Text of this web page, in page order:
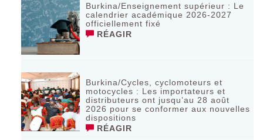
Burkina/Enseignement supérieur : Le
calendrier académique 2026-2027
officiellement fixé
RÉAGIR
Burkina/Cycles, cyclomoteurs et
motocycles : Les importateurs et
distributeurs ont jusqu’au 28 août
2026 pour se conformer aux nouvelles
dispositions
RÉAGIR